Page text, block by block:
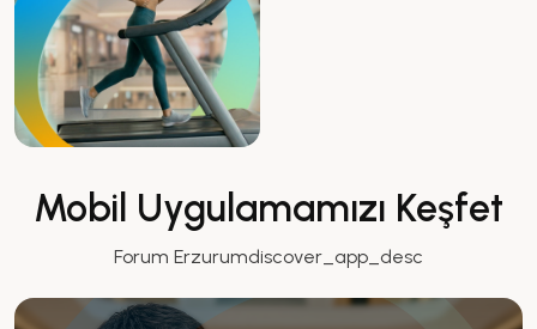
Mobil Uygulamamızı Keşfet
Forum Erzurumdiscover_app_desc